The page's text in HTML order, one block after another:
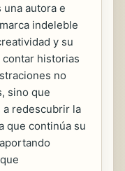
una autora e
indeleble
y su
historias
no
sino que
a redescubrir la
que continúa su